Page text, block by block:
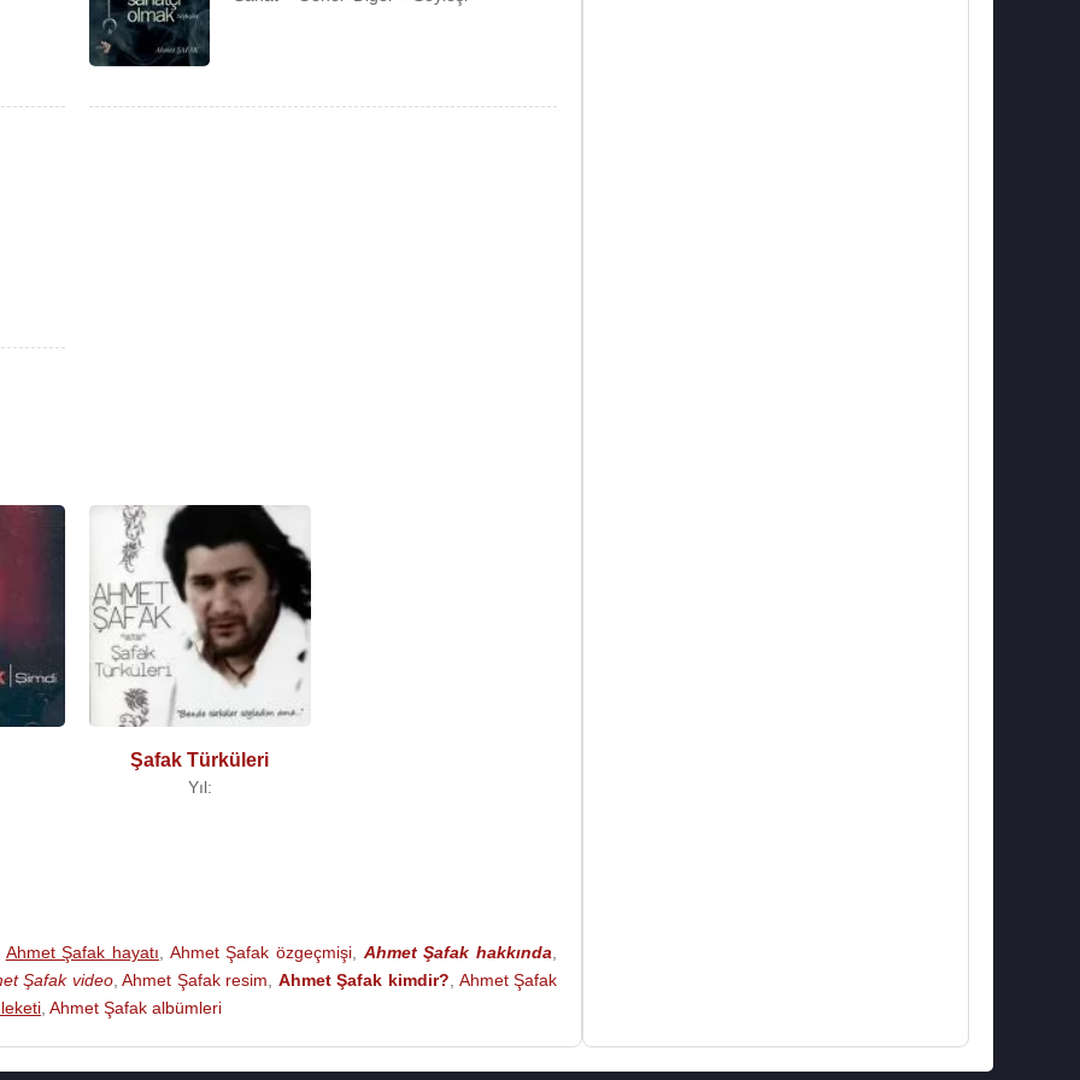
Çağdaşlaşmak (2012)
Şafak Türküleri
Yıl:
Ahmet Şafak hayatı Ahmet Şafak özgeçmişi Ahmet Şafak hakkında
Şafak video,Ahmet Şafak resim Ahmet Şafak kimdir? Ahmet Şafak
Ahmet Şafak albümleri